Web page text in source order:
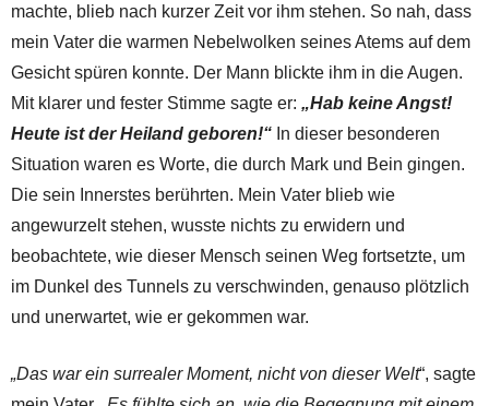
machte, blieb nach kurzer Zeit vor ihm stehen. So nah, dass
mein Vater die warmen Nebelwolken seines Atems auf dem
Gesicht spüren konnte. Der Mann blickte ihm in die Augen.
Mit klarer und fester Stimme sagte er: „Hab keine Angst!
Heute ist der Heiland geboren!“ In dieser besonderen
Situation waren es Worte, die durch Mark und Bein gingen.
Die sein Innerstes berührten. Mein Vater blieb wie
angewurzelt stehen, wusste nichts zu erwidern und
beobachtete, wie dieser Mensch seinen Weg fortsetzte, um
im Dunkel des Tunnels zu verschwinden, genauso plötzlich
und unerwartet, wie er gekommen war.
„Das war ein surrealer Moment, nicht von dieser Welt“, sagte